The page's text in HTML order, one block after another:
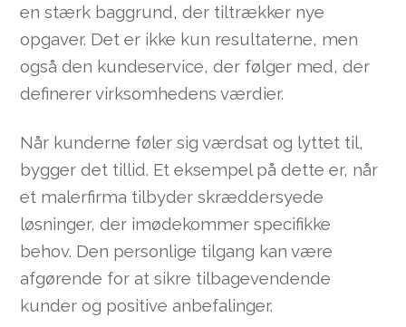
en stærk baggrund, der tiltrækker nye
opgaver. Det er ikke kun resultaterne, men
også den kundeservice, der følger med, der
definerer virksomhedens værdier.
Når kunderne føler sig værdsat og lyttet til,
bygger det tillid. Et eksempel på dette er, når
et malerfirma tilbyder skræddersyede
løsninger, der imødekommer specifikke
behov. Den personlige tilgang kan være
afgørende for at sikre tilbagevendende
kunder og positive anbefalinger.